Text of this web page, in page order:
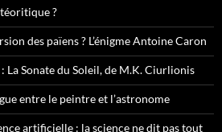
?
des païens ? L’énigme Antoine Caron
La Sonate du Soleil, de M.K. Ciurlionis
entre le peintre et l’astronome
artificielle : la science ne dit pas tout